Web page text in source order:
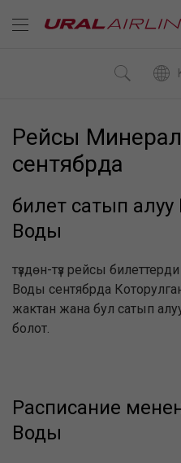
Рейсы
сентябрда
билет сатып
Воды
түздөн-түз рейсы
Воды сентябрда
жактан жана бул сатып
болот.
Расписание
Воды